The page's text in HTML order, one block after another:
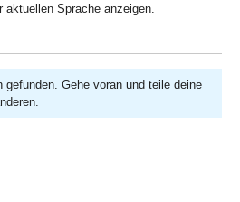
aktuellen Sprache anzeigen.
gefunden. Gehe voran und teile deine